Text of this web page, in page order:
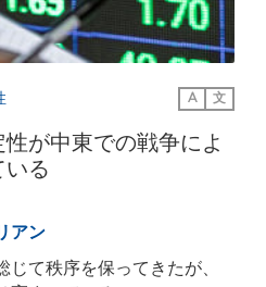
A 文
が中東での戦争によ
る
アン
て秩序を保ってきたが、